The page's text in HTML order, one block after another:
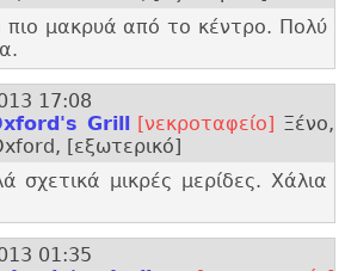
πιο μακρυά από το κέντρο. Πολύ
17:08
s Grill [νεκροταφείο] Ξένο,
[εξωτερικό]
σχετικά μικρές μερίδες. Χάλια
01:35